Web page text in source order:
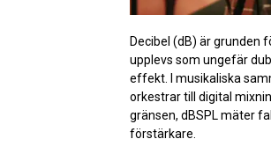
Decibel (dB) är grunden
upplevs som ungefär
effekt. I musikaliska
orkestrar till digital
gränsen, dBSPL mäter
förstärkare.